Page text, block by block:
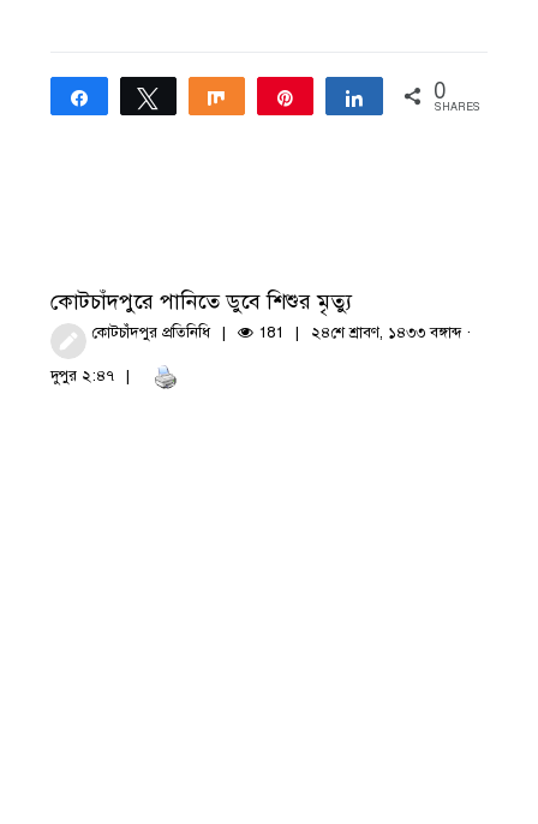
Share Tweet Share Share 0
SHARES
কোটচাঁদপুরে পানিতে ডুবে শিশুর মৃত্যু
কোটচাঁদপুর প্রতিনিধি 181 ২৪শে শ্রাবণ, ১৪৩৩ বঙ্গাব্দ ·
দুপুর ২:৪৭